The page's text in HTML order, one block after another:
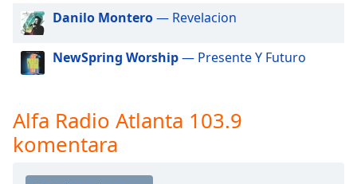
close
window.
Color
Danilo Montero— Revelacion
NewSpring Worship— Presente Y Futuro
Alfa Radio Atlanta 103.9
komentara